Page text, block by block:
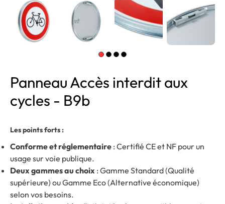
Panneau Accès interdit aux
cycles - B9b
Les points forts :
Conforme et réglementaire : Certifié CE et NF pour un
usage sur voie publique.
Deux gammes au choix : Gamme Standard (Qualité
supérieure) ou Gamme Eco (Alternative économique)
selon vos besoins.